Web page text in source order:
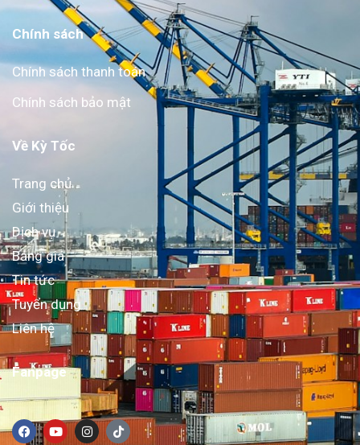
Chính sách
Chính sách thanh toán
Chính sách bảo mật
Về Kỳ Tốc
Trang chủ
Giới thiệu
Dịch vụ
Bảng giá
Tin tức
Tuyển dụng
Liên hệ
Fanpage